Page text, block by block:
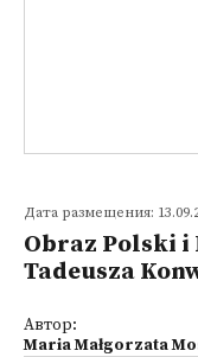
Дата размещения:
Obraz Polski i
Tadeusza
Автор:
Maria Małgorzata